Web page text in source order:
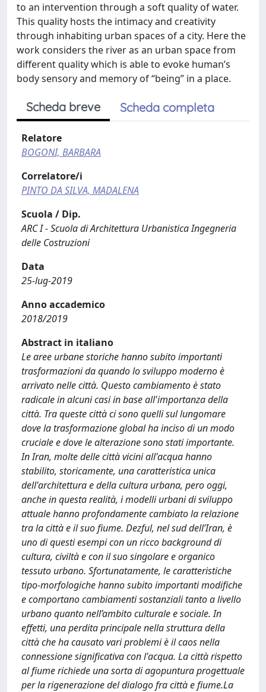
to an intervention through a soft quality of water.
This quality hosts the intimacy and creativity
through inhabiting urban spaces of a city. Here the
work considers the river as an urban space from
different quality which is able to evoke human’s
body sensory and memory of “being” in a place.
Scheda breve Scheda completa
Relatore
BOGONI, BARBARA
Correlatore/i
PINTO DA SILVA, MADALENA
Scuola / Dip.
ARC I - Scuola di Architettura Urbanistica Ingegneria
delle Costruzioni
Data
25-lug-2019
Anno accademico
2018/2019
Abstract in italiano
Le aree urbane storiche hanno subito importanti
trasformazioni da quando lo sviluppo moderno è
arrivato nelle città. Questo cambiamento è stato
radicale in alcuni casi in base all'importanza della
città. Tra queste città ci sono quelli sul lungomare
dove la trasformazione global ha inciso di un modo
cruciale e dove le alterazione sono stati importante.
In Iran, molte delle città vicini all'acqua hanno
stabilito, storicamente, una caratteristica unica
dell'architettura e della cultura urbana, pero oggi,
anche in questa realità, i modelli urbani di sviluppo
attuale hanno profondamente cambiato la relazione
tra la città e il suo fiume. Dezful, nel sud dell’Iran, è
uno di questi esempi con un ricco background di
cultura, civiltà e con il suo singolare e organico
tessuto urbano. Sfortunatamente, le caratteristiche
tipo-morfologiche hanno subito importanti modifiche
e comportano cambiamenti sostanziali tanto a livello
urbano quanto nell’ambito culturale e sociale. In
effetti, una perdita principale nella struttura della
città che ha causato vari problemi è il caos nella
connessione significativa con l'acqua. La città rispetto
al fiume richiede una sorta di agopuntura progettuale
per la rigenerazione del dialogo fra città e fiume.La